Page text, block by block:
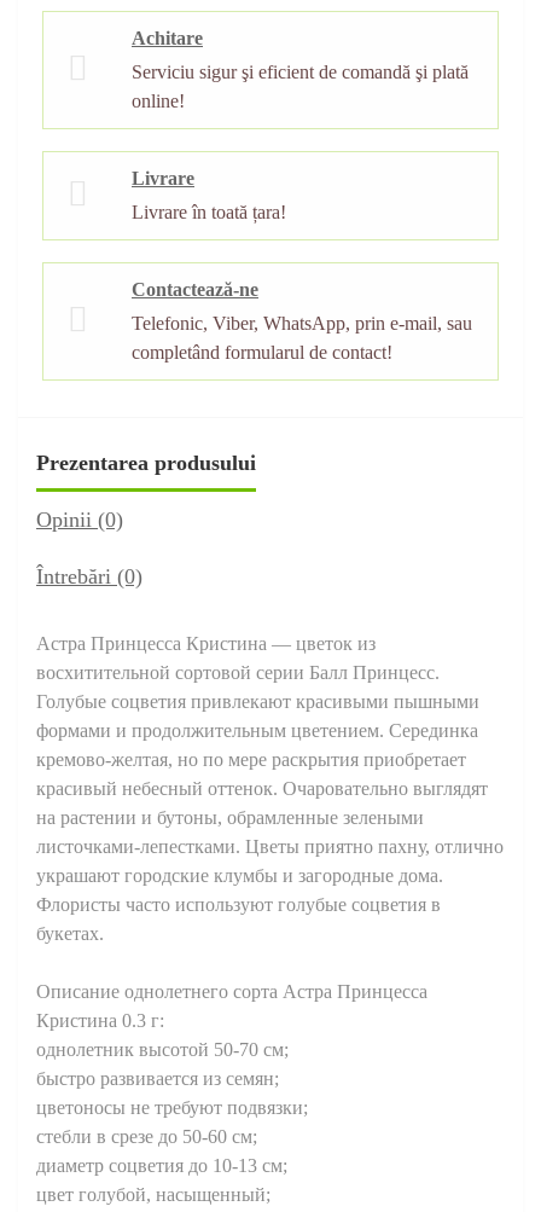
Achitare
Serviciu sigur şi eficient de comandă şi plată
online!
Livrare
Livrare în toată țara!
Contactează-ne
Telefonic, Viber, WhatsApp, prin e-mail, sau
completând formularul de contact!
Prezentarea produsului
Opinii (0)
Întrebări (0)
Астра Принцесса Кристина — цветок из
восхитительной сортовой серии Балл Принцесс.
Голубые соцветия привлекают красивыми пышными
формами и продолжительным цветением. Серединка
кремово-желтая, но по мере раскрытия приобретает
красивый небесный оттенок. Очаровательно выглядят
на растении и бутоны, обрамленные зелеными
листочками-лепестками. Цветы приятно пахну, отлично
украшают городские клумбы и загородные дома.
Флористы часто используют голубые соцветия в
букетах.
Описание однолетнего сорта Астра Принцесса
Кристина 0.3 г:
однолетник высотой 50-70 см;
быстро развивается из семян;
цветоносы не требуют подвязки;
стебли в срезе до 50-60 см;
диаметр соцветия до 10-13 см;
цвет голубой, насыщенный;